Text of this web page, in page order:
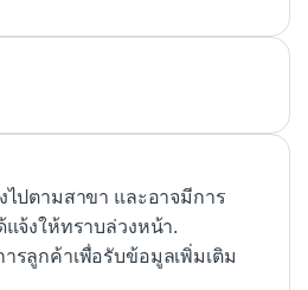
ไปตามสาขา และอาจมีการ
แจ้งให้ทราบล่วงหน้า.
รลูกค้าเพื่อรับข้อมูลเพิ่มเติม